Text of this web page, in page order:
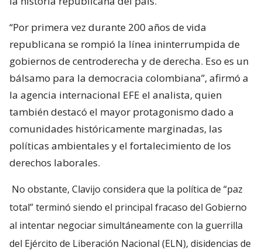
“Por primera vez durante 200 años de vida
republicana se rompió la línea ininterrumpida de
gobiernos de centroderecha y de derecha. Eso es un
bálsamo para la democracia colombiana”, afirmó a
la agencia internacional EFE el analista, quien
también destacó el mayor protagonismo dado a
comunidades históricamente marginadas, las
políticas ambientales y el fortalecimiento de los
derechos laborales.
No obstante, Clavijo considera que la política de “paz
total” terminó siendo el principal fracaso del Gobierno
al intentar negociar simultáneamente con la guerrilla
del Ejército de Liberación Nacional (ELN), disidencias de